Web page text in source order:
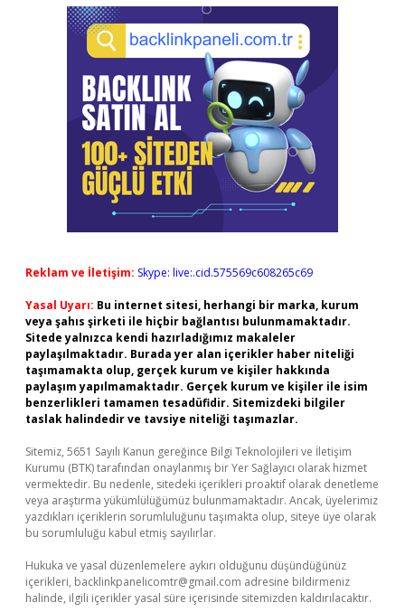
Reklam ve İletişim: Skype: live:.cid.575569c608265c69
Yasal Uyarı: Bu internet sitesi, herhangi bir marka, kurum
veya şahıs şirketi ile hiçbir bağlantısı bulunmamaktadır.
Sitede yalnızca kendi hazırladığımız makaleler
paylaşılmaktadır. Burada yer alan içerikler haber niteliği
taşımamakta olup, gerçek kurum ve kişiler hakkında
paylaşım yapılmamaktadır. Gerçek kurum ve kişiler ile isim
benzerlikleri tamamen tesadüfidir. Sitemizdeki bilgiler
taslak halindedir ve tavsiye niteliği taşımazlar.
Sitemiz, 5651 Sayılı Kanun gereğince Bilgi Teknolojileri ve İletişim
Kurumu (BTK) tarafından onaylanmış bir Yer Sağlayıcı olarak hizmet
vermektedir. Bu nedenle, sitedeki içerikleri proaktif olarak denetleme
veya araştırma yükümlülüğümüz bulunmamaktadır. Ancak, üyelerimiz
yazdıkları içeriklerin sorumluluğunu taşımakta olup, siteye üye olarak
bu sorumluluğu kabul etmiş sayılırlar.
Hukuka ve yasal düzenlemelere aykırı olduğunu düşündüğünüz
içerikleri, backlinkpanelicomtr@gmail.com adresine bildirmeniz
halinde, ilgili içerikler yasal süre içerisinde sitemizden kaldırılacaktır.